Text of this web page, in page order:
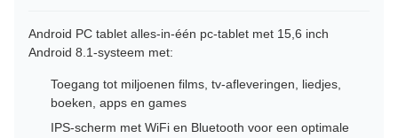
Android PC tablet alles-in-één pc-tablet met 15,6 inch
Android 8.1-systeem met:
Toegang tot miljoenen films, tv-afleveringen, liedjes,
boeken, apps en games
IPS-scherm met WiFi en Bluetooth voor een optimale